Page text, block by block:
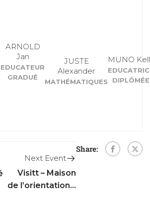
ARNOLD
Jan
EDUCATEUR
GRADUÉ
JUSTE
Alexander
MATHÉMATIQUES
MUNO
DIPLÔMÉE
Share:
Next Event
Visitt – Maison
de l’orientation –